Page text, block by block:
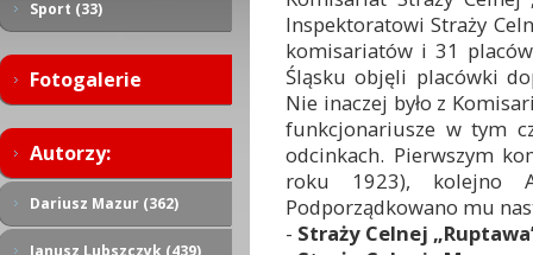
Sport (33)
Fotogalerie
Autorzy:
Dariusz Mazur (362)
Janusz Lubszczyk (439)
Inspektoratowi Straży
komisariatów i 31
Śląsku objęli placówki
Nie inaczej było z
funkcjonariusze w tym
odcinkach. Pierwszym
roku 1923), kolejno
Podporządkowano mu
- Straży Celnej